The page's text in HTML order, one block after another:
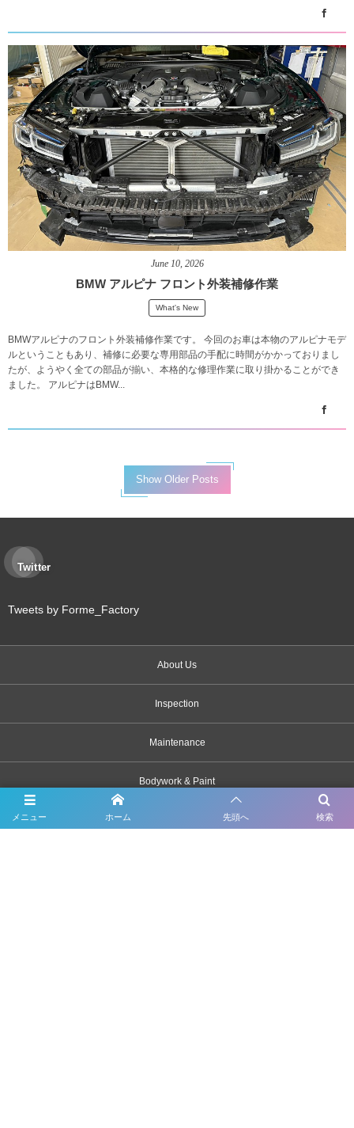
June 10, 2026
BMW アルピナ フロント外装補修作業
What's New
BMWアルピナのフロント外装補修作業です。 今回のお車は本物のアルピナモデ
ルということもあり、補修に必要な専用部品の手配に時間がかかっておりまし
たが、ようやく全ての部品が揃い、本格的な修理作業に取り掛かることができ
ました。 アルピナはBMW...
Show Older Posts
Twitter
Tweets by Forme_Factory
About Us
Inspection
Maintenance
Bodywork & Paint
メニュー 検索
ホーム 先頭へ